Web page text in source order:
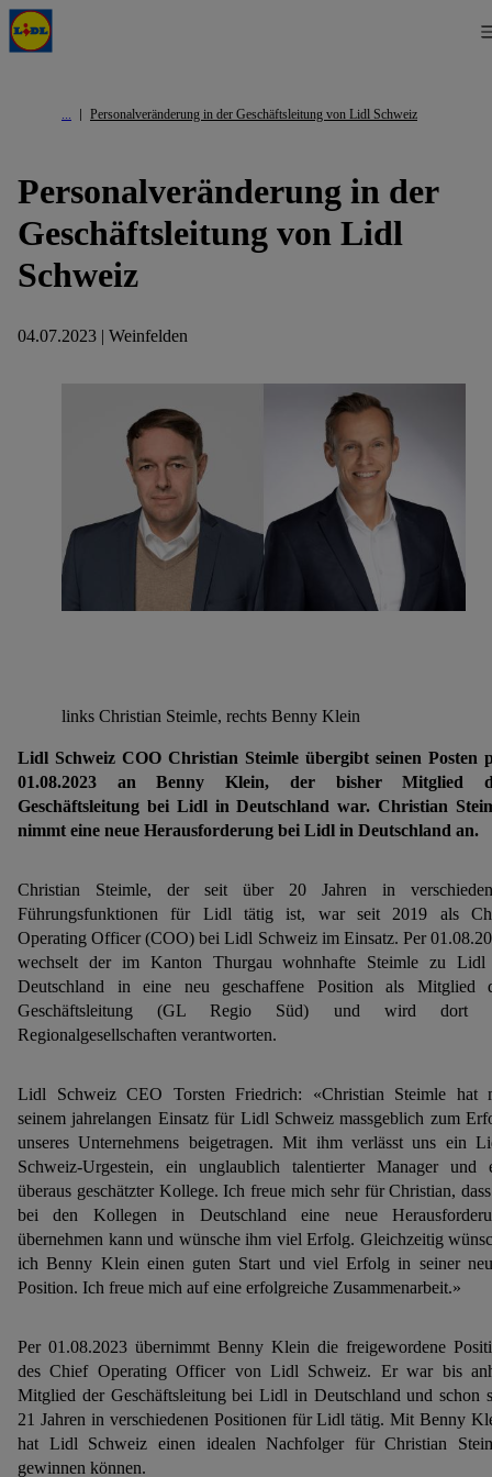
Personalveränderung in der Geschäftsleitung von Lidl Schweiz
Personalveränderung in der
Geschäftsleitung von Lidl
Schweiz
04.07.2023 | Weinfelden
links Christian Steimle, rechts Benny Klein
Lidl Schweiz COO Christian Steimle übergibt seinen Posten
01.08.2023 an Benny Klein, der bisher Mitglied
Geschäftsleitung bei Lidl in Deutschland war. Christian
nimmt eine neue Herausforderung bei Lidl in Deutschland an.
Christian Steimle, der seit über 20 Jahren in
Führungsfunktionen für Lidl tätig ist, war seit 2019 als
Operating Officer (COO) bei Lidl Schweiz im Einsatz. Per
wechselt der im Kanton Thurgau wohnhafte Steimle zu
Deutschland in eine neu geschaffene Position als Mitglied
Geschäftsleitung (GL Regio Süd) und wird dort
Regionalgesellschaften verantworten.
Lidl Schweiz CEO Torsten Friedrich: «Christian Steimle hat
seinem jahrelangen Einsatz für Lidl Schweiz massgeblich zum
unseres Unternehmens beigetragen. Mit ihm verlässt uns ein
Schweiz-Urgestein, ein unglaublich talentierter Manager und
überaus geschätzter Kollege. Ich freue mich sehr für Christian,
bei den Kollegen in Deutschland eine neue
übernehmen kann und wünsche ihm viel Erfolg. Gleichzeitig
ich Benny Klein einen guten Start und viel Erfolg in seiner
Position. Ich freue mich auf eine erfolgreiche Zusammenarbeit.»
Per 01.08.2023 übernimmt Benny Klein die freigewordene
des Chief Operating Officer von Lidl Schweiz. Er war bis
Mitglied der Geschäftsleitung bei Lidl in Deutschland und schon
21 Jahren in verschiedenen Positionen für Lidl tätig. Mit Benny
hat Lidl Schweiz einen idealen Nachfolger für Christian
gewinnen können.